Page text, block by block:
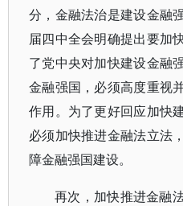
分，金融法治是建设金融
届四中全会明确提出要加
了党中央对加快建设金融
金融强国，必须高度重视
作用。为了更好回应加快
必须加快推进金融法立法
障金融强国建设。
再次，加快推进金融